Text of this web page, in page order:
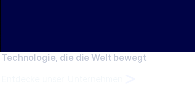
Technologie, die die Welt bewegt